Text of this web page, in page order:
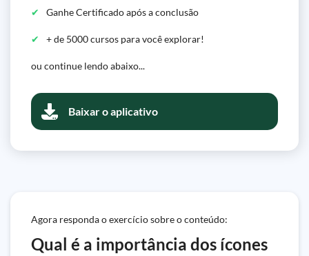
Ganhe Certificado após a conclusão
+ de 5000 cursos para você explorar!
ou continue lendo abaixo...
Baixar o aplicativo
Agora responda o exercício sobre o conteúdo:
Qual é a importância dos ícones